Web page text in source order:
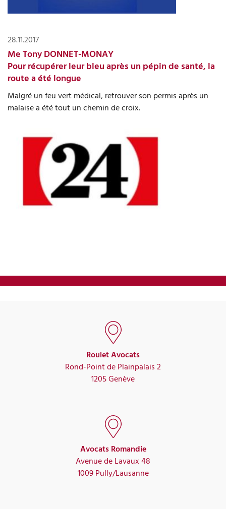
28.11.2017
Me Tony DONNET-MONAY
Pour récupérer leur bleu après un pépin de santé, la
route a été longue
Malgré un feu vert médical, retrouver son permis après un
malaise a été tout un chemin de croix.
Roulet Avocats
Rond-Point de Plainpalais 2
1205 Genève
Avocats Romandie
Avenue de Lavaux 48
1009 Pully/Lausanne